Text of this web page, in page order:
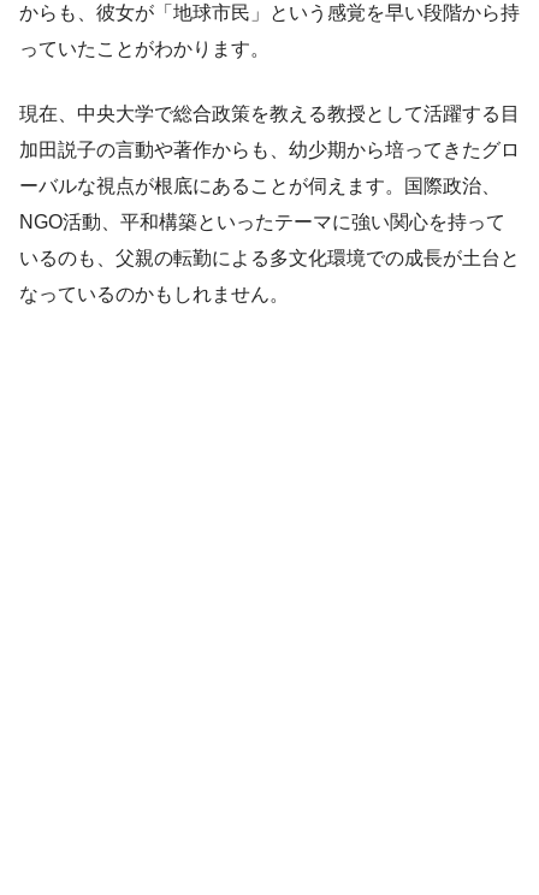
からも、彼女が「地球市民」という感覚を早い段階から持
っていたことがわかります。
現在、中央大学で総合政策を教える教授として活躍する目
加田説子の言動や著作からも、幼少期から培ってきたグロ
ーバルな視点が根底にあることが伺えます。国際政治、
NGO活動、平和構築といったテーマに強い関心を持って
いるのも、父親の転勤による多文化環境での成長が土台と
なっているのかもしれません。